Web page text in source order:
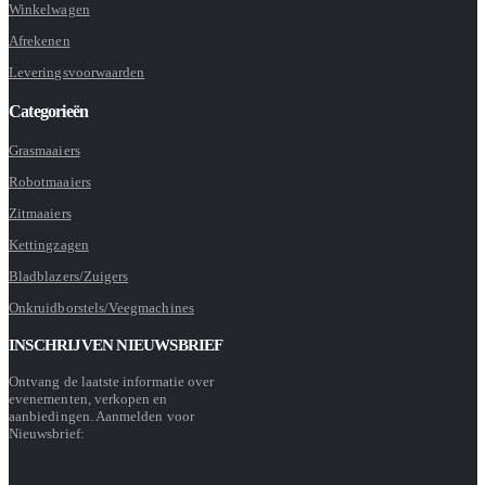
Winkelwagen
Afrekenen
Leveringsvoorwaarden
Categorieën
Grasmaaiers
Robotmaaiers
Zitmaaiers
Kettingzagen
Bladblazers/Zuigers
Onkruidborstels/Veegmachines
INSCHRIJVEN NIEUWSBRIEF
Ontvang de laatste informatie over
evenementen, verkopen en
aanbiedingen. Aanmelden voor
Nieuwsbrief: